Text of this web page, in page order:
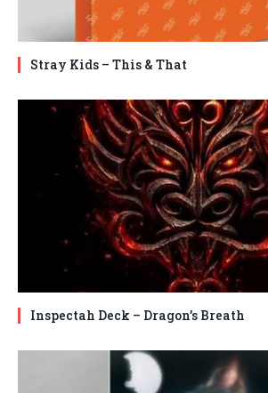
Stray Kids – This & That
Inspectah Deck – Dragon’s Breath